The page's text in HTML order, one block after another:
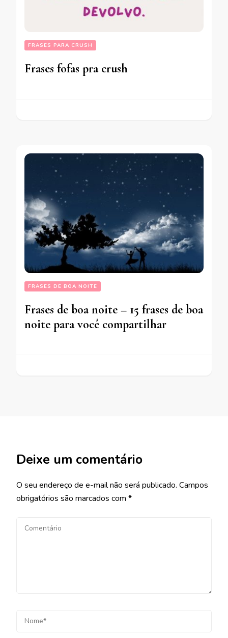
FRASES PARA CRUSH
Frases fofas pra crush
FRASES DE BOA NOITE
Frases de boa noite – 15 frases de boa
noite para você compartilhar
Deixe um comentário
O seu endereço de e-mail não será publicado. Campos
obrigatórios são marcados com *